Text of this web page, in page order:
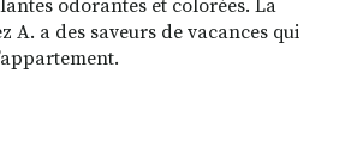
odorantes et colorées. La
A. a des saveurs de vacances qui